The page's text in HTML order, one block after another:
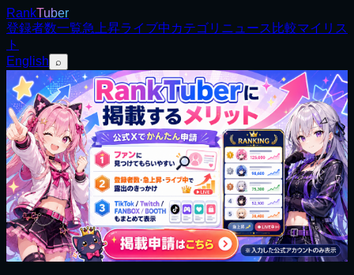
RankTuber
登録者数一覧急上昇ライブ中 カテゴリ ニュース 比較マイリス
ト
English
⌕